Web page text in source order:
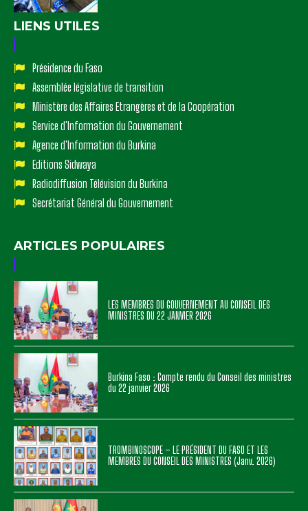
LIENS UTILES
Présidence du Faso
Assemblée législative de transition
Ministère des Affaires Etrangères et de la Coopération
Service d'Information du Gouvernement
Agence d'Information du Burkina
Editions Sidwaya
Radiodiffusion Télévision du Burkina
Secrétariat Général du Gouvernement
ARTICLES POPULAIRES
LES MEMBRES DU GOUVERNEMENT AU CONSEIL DES
MINISTRES DU 22 JANVIER 2026
Burkina Faso : Compte rendu du Conseil des ministres
du 22 janvier 2026
TROMBINOSCOPE – LE PRÉSIDENT DU FASO ET LES
MEMBRES DU CONSEIL DES MINISTRES (Janv. 2026)